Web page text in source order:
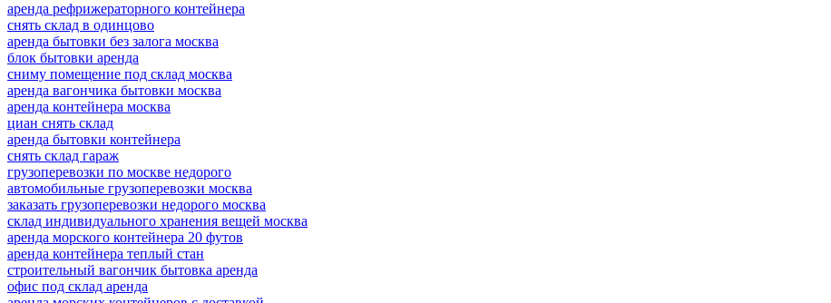
аренда рефрижераторного контейнера
снять склад в одинцово
аренда бытовки без залога москва
блок бытовки аренда
сниму помещение под склад москва
аренда вагончика бытовки москва
аренда контейнера москва
циан снять склад
аренда бытовки контейнера
снять склад гараж
грузоперевозки по москве недорого
автомобильные грузоперевозки москва
заказать грузоперевозки недорого москва
склад индивидуального хранения вещей москва
аренда морского контейнера 20 футов
аренда контейнера теплый стан
строительный вагончик бытовка аренда
офис под склад аренда